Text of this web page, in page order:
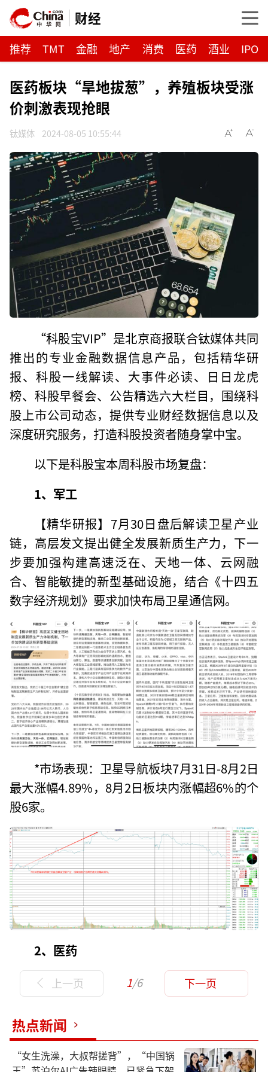
财经
推荐 TMT 金融 地产 消费 医药 酒业 IPO
医药板块“旱地拔葱”，养殖板块受涨
价刺激表现抢眼
钛媒体 2024-08-05 10:55:44
“科股宝VIP”是北京商报联合钛媒体共同
推出的专业金融数据信息产品，包括精华研
报、科股一线解读、大事件必读、日日龙虎
榜、科股早餐会、公告精选六大栏目，围绕科
股上市公司动态，提供专业财经数据信息以及
深度研究服务，打造科股投资者随身掌中宝。
以下是科股宝本周科股市场复盘：
1、军工
【精华研报】7月30日盘后解读卫星产业
链，高层发文提出健全发展新质生产力，下一
步要加强构建高速泛在、天地一体、云网融
合、智能敏捷的新型基础设施，结合《十四五
数字经济规划》要求加快布局卫星通信网。
*市场表现：卫星导航板块7月31日-8月2日
最大涨幅4.89%，8月2日板块内涨幅超6%的个
股6家。
2、医药
上一页 1/6 下一页
热点新闻
“女生洗澡，大叔帮搓背”，“中国锅